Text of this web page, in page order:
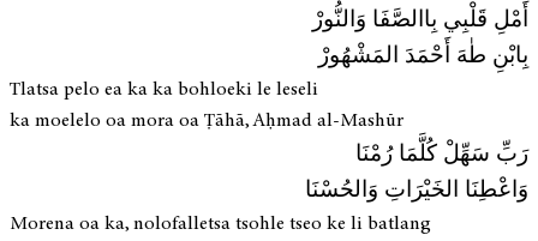
أَمْلِ قَلْبِي بِاالصَّفَا وَالنُّورْ
بِابْنِ طٰهَ أَحْمَدَ المَشْهُورْ
Tlatsa pelo ea ka ka bohloeki le leseli
ka moelelo oa mora oa Ṭāhā, Aḥmad al-Mashūr
رَبِّ سَهِّلْ كُلَّمَا رُمْنَا
وَاعْطِنَا الخَيْرَاتِ وَالحُسْنَا
Morena oa ka, nolofalletsa tsohle tseo ke li batlang